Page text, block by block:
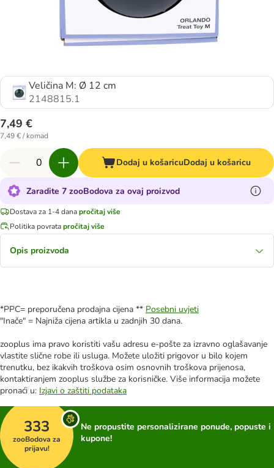
Veličina M: Ø 12 cm
2148815.1
7,49 €
7,49 € / komad
Dodaj u košaricuDodaj u košaricu
Zaradite 7 zooBodova za ovaj proizvod
Dostava za 1-4 danapročitaj više
Politika povratapročitaj više
Opis proizvoda
*PPC= preporučena prodajna cijena ** Posebni uvjeti
"Inače" = Najniža cijena artikla u zadnjih 30 dana.
zooplus ima pravo koristiti vašu adresu e-pošte za izravno oglašavanje
vlastite slične robe ili usluga. Možete uložiti prigovor u bilo kojem
trenutku, bez ikakvih troškova osim osnovnih troškova prijenosa,
kontaktiranjem zooplus službe za korisničke. Više informacija možete
pronaći u: Izjavi o zaštiti podataka
333
zooBodova za
prijavu!
Ne propustite personalizirane ponude, popuste i
kupone!